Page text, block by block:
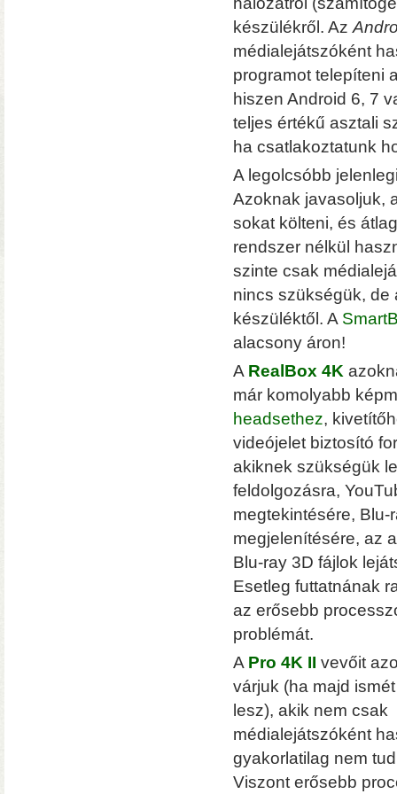
• Hardver RAID-es
csatlakozás (10 Gbit/sec)
kapacitással
• 4×M.2
• Hardver RAID-es
csatlakozás (10 Gbit/sec)
kapacitással • 3×M.2
Hardver RAID-es külső
(HDD, SSD, M.2 SSD)
Windows, macOS, és
készülékről. Az
médialejátszóként
programot telepíteni
hiszen Android 6, 7
teljes értékű asztali
ha csatlakoztatunk
A legolcsóbb
Azoknak javasoljuk,
sokat költeni, és
rendszer nélkül
szinte csak
nincs szükségük, de
készüléktől. A
alacsony áron!
A RealBox 4K
már komolyabb
headsethez,
videójelet biztosító
akiknek szükségük
feldolgozásra,
megtekintésére,
megjelenítésére, az
Blu-ray 3D fájlok
Esetleg futtatnának
az erősebb
problémát.
A Pro 4K II vevőit
várjuk (ha majd
lesz), akik nem csak
médialejátszóként
gyakorlatilag nem
Viszont erősebb